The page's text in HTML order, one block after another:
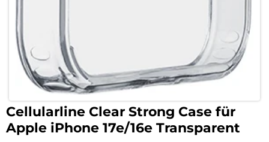
Cellularline Clear Strong Case für
Apple iPhone 17e/16e Transparent